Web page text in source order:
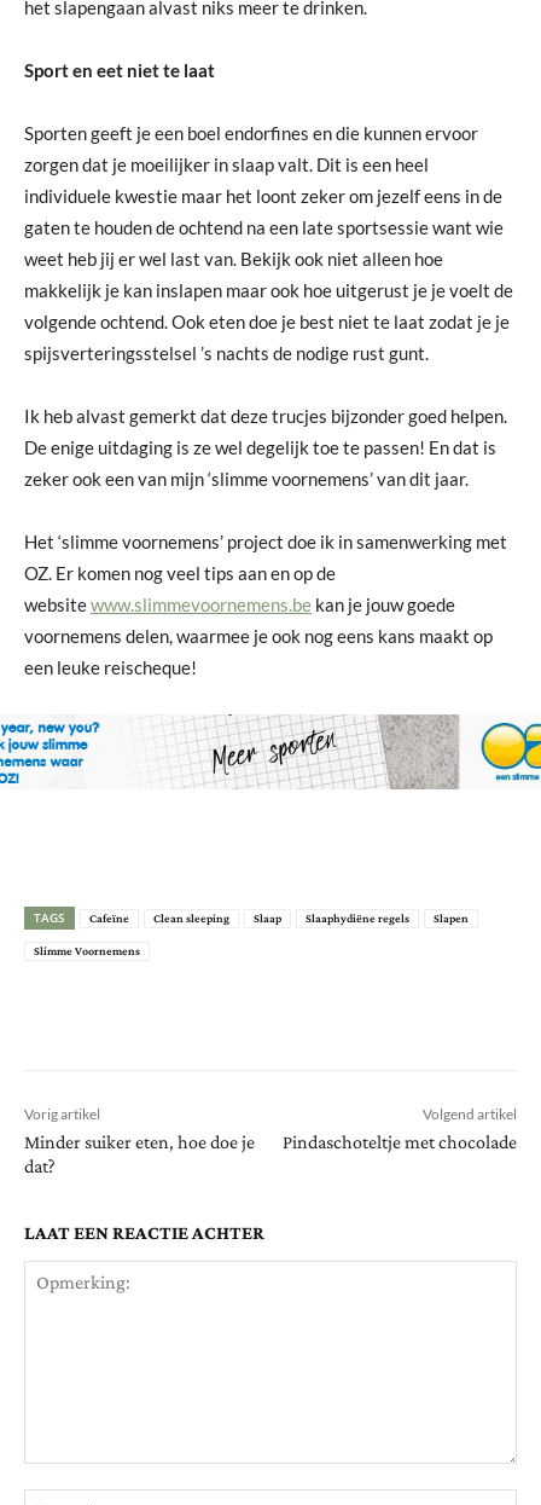
het slapengaan alvast niks meer te drinken.
Sport en eet niet te laat
Sporten geeft je een boel endorfines en die kunnen ervoor
zorgen dat je moeilijker in slaap valt. Dit is een heel
individuele kwestie maar het loont zeker om jezelf eens in de
gaten te houden de ochtend na een late sportsessie want wie
weet heb jij er wel last van. Bekijk ook niet alleen hoe
makkelijk je kan inslapen maar ook hoe uitgerust je je voelt de
volgende ochtend. Ook eten doe je best niet te laat zodat je je
spijsverteringsstelsel ’s nachts de nodige rust gunt.
Ik heb alvast gemerkt dat deze trucjes bijzonder goed helpen.
De enige uitdaging is ze wel degelijk toe te passen! En dat is
zeker ook een van mijn ‘slimme voornemens’ van dit jaar.
Het ‘slimme voornemens’ project doe ik in samenwerking met
OZ. Er komen nog veel tips aan en op de
websitewww.slimmevoornemens.be kan je jouw goede
voornemens delen, waarmee je ook nog eens kans maakt op
een leuke reischeque!
TAGS Cafeïne Clean sleeping Slaap Slaaphydiëne regels Slapen
Slimme Voornemens
Vorig artikel
Minder suiker eten, hoe doe je
dat?
Volgend artikel
Pindaschoteltje met chocolade
LAAT EEN REACTIE ACHTER